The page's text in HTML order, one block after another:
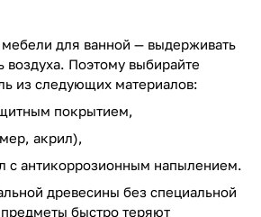
мебели для ванной — выдерживать
воздуха. Поэтому выбирайте
из следующих материалов:
покрытием,
акрил),
с антикоррозионным напылением.
древесины без специальной
быстро теряют